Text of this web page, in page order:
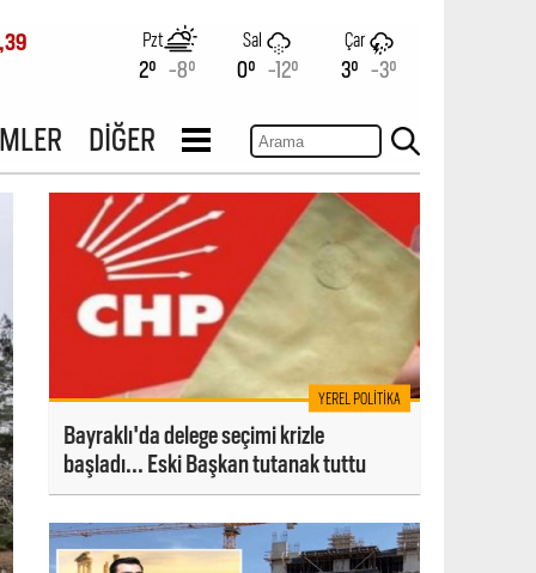
Pzt
2° -8°
Sal
0° -12°
Çar
3° -3°
DİĞER
YEREL POLITIKA
Bayraklı'da delege seçimi krizle
başladı... Eski Başkan tutanak tuttu